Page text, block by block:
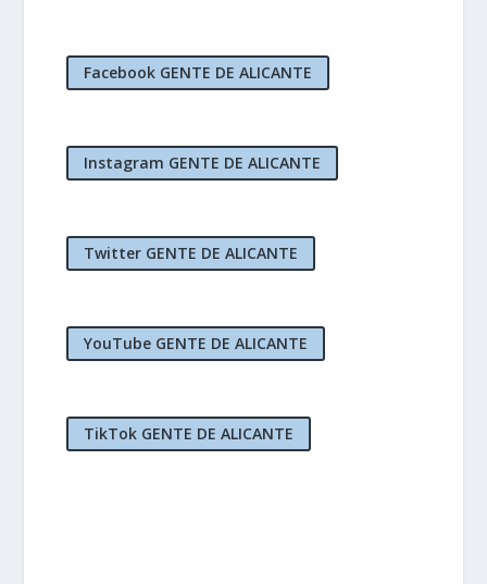
Facebook GENTE DE ALICANTE
Instagram GENTE DE ALICANTE
Twitter GENTE DE ALICANTE
YouTube GENTE DE ALICANTE
TikTok GENTE DE ALICANTE